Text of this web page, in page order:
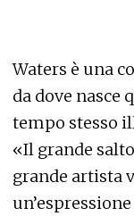
Waters è una
da dove nasce
tempo stesso
«Il grande
grande artista